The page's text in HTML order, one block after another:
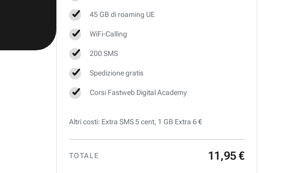
45 GB di roaming UE
WiFi-Calling
200 SMS
Spedizione gratis
Corsi Fastweb Digital Academy
Altri costi: Extra SMS 5 cent, 1 GB Extra 6 €
TOTALE 11 ,95 €